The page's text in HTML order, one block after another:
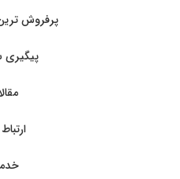
پرفروش